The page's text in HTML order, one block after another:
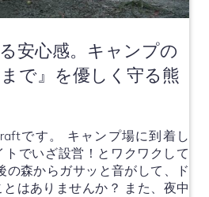
安心感。キャンプの
で』を優しく守る熊
です。 キャンプ場に到着し
でいざ設営！とワクワクして
の森からガサッと音がして、ド
はありませんか？ また、夜中